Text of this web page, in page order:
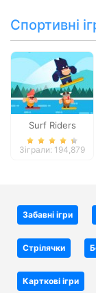
Спортивні
Surf Riders
Зіграли: 194,879
Забавні ігри
Стрілячки
Карткові ігри